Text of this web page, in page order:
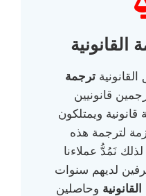
القانونية
ترجمة
قانونيين
ويمتلكون
لترجمة هذه
نَمُدُّ عملاءنا
لديهم سنوات
وحاصلين